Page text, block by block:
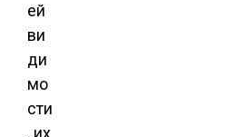
ей
ви
ди
мо
сти
, их